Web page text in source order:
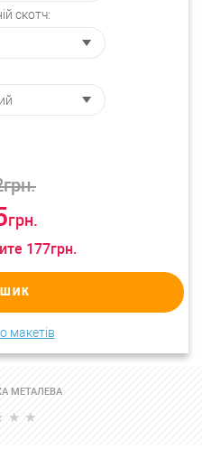
скотч:
грн.
грн.
177грн.
макетів
МЕТАЛЕВА